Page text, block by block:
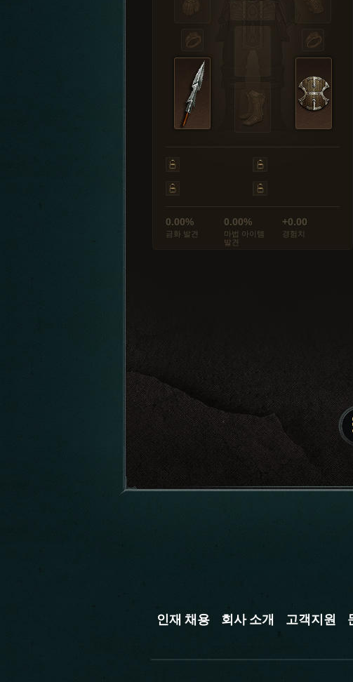
0.00%
금화 발견
0.00%
마법 아이템
발견
+0.00
경험치